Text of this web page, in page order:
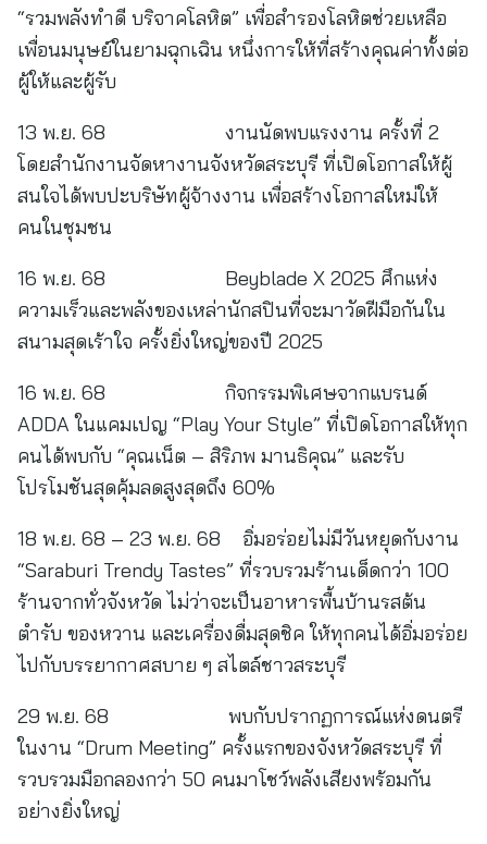
“รวมพลังทำดี บริจาคโลหิต” เพื่อสำรองโลหิตช่วยเหลือ
เพื่อนมนุษย์ในยามฉุกเฉิน หนึ่งการให้ที่สร้างคุณค่าทั้งต่อ
ผู้ให้และผู้รับ
13 พ.ย. 68 งานนัดพบแรงงาน ครั้งที่ 2
โดยสำนักงานจัดหางานจังหวัดสระบุรี ที่เปิดโอกาสให้ผู้
สนใจได้พบปะบริษัทผู้จ้างงาน เพื่อสร้างโอกาสใหม่ให้
คนในชุมชน
16 พ.ย. 68 Beyblade X 2025 ศึกแห่ง
ความเร็วและพลังของเหล่านักสปินที่จะมาวัดฝีมือกันใน
สนามสุดเร้าใจ ครั้งยิ่งใหญ่ของปี 2025
16 พ.ย. 68 กิจกรรมพิเศษจากแบรนด์
ADDA ในแคมเปญ “Play Your Style” ที่เปิดโอกาสให้ทุก
คนได้พบกับ “คุณเน็ต – สิริภพ มานธิคุณ” และรับ
โปรโมชันสุดคุ้มลดสูงสุดถึง 60%
18 พ.ย. 68 – 23 พ.ย. 68 อิ่มอร่อยไม่มีวันหยุดกับงาน
“Saraburi Trendy Tastes” ที่รวบรวมร้านเด็ดกว่า 100
ร้านจากทั่วจังหวัด ไม่ว่าจะเป็นอาหารพื้นบ้านรสต้น
ตำรับ ของหวาน และเครื่องดื่มสุดชิค ให้ทุกคนได้อิ่มอร่อย
ไปกับบรรยากาศสบาย ๆ สไตล์ชาวสระบุรี
29 พ.ย. 68 พบกับปรากฏการณ์แห่งดนตรี
ในงาน “Drum Meeting” ครั้งแรกของจังหวัดสระบุรี ที่
รวบรวมมือกลองกว่า 50 คนมาโชว์พลังเสียงพร้อมกัน
อย่างยิ่งใหญ่